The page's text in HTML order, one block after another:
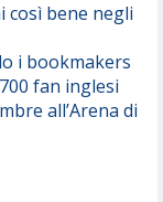
così bene negli
i bookmakers
fan inglesi
all’Arena di